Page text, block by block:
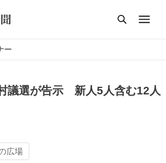
ー
議選が告示 新人5人含む12人
広場